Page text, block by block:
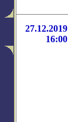
27.12.2019
16:00